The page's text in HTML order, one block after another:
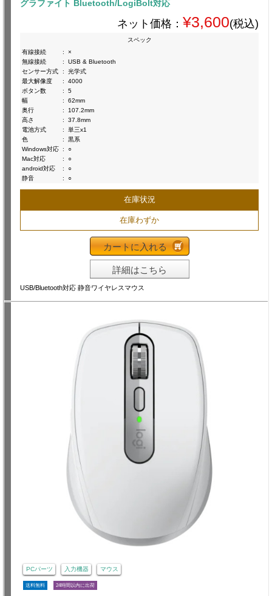
グラファイト Bluetooth/LogiBolt対応
ネット価格： ¥3,600(税込)
スペック
有線接続
:
×
無線接続
:
USB & Bluetooth
センサー方式
:
光学式
最大解像度
:
4000
ボタン数
:
5
幅
:
62mm
奥行
:
107.2mm
高さ
:
37.8mm
電池方式
:
単三x1
色
:
黒系
Windows対応 :
○
Mac対応
:
○
android対応
:
○
静音
: ○
在庫状況
在庫わずか
カートに入れる
詳細はこちら
USB/Bluetooth対応 静音ワイヤレスマウス
PCパーツ 入力機器 マウス
送料無料 24時間以内に出荷